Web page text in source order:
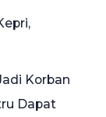
Korban
Dapat